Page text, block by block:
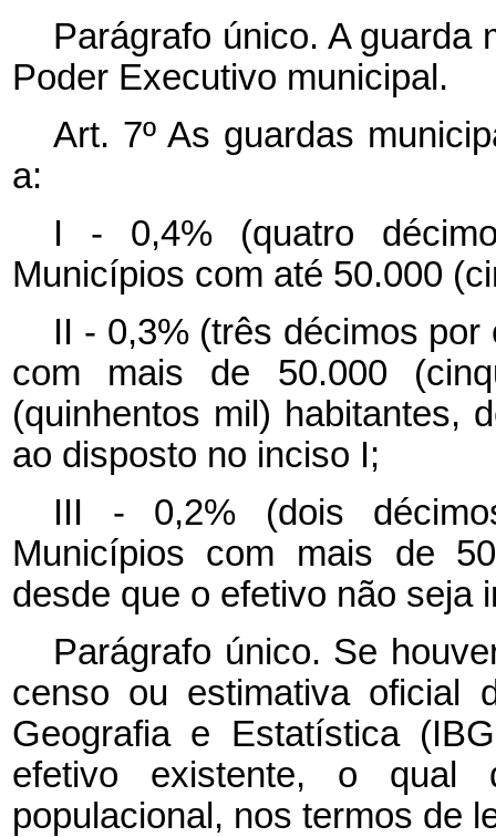
Parágrafo único. A guarda
Poder Executivo municipal.
Art. 7º As guardas
a:
I - 0,4% (quatro
Municípios com até 50.000
II - 0,3% (três décimos
com mais de 50.000
(quinhentos mil) habitantes,
ao disposto no inciso I;
III - 0,2% (dois
Municípios com mais de
desde que o efetivo não seja
Parágrafo único. Se
censo ou estimativa oficial
Geografia e Estatística
efetivo existente, o qual
populacional, nos termos de